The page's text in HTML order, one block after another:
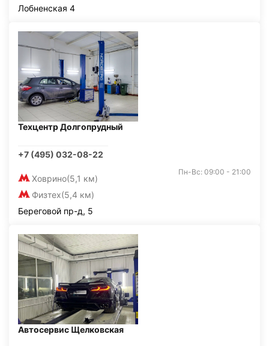
Лобненская 4
Техцентр Долгопрудный
+7 (495) 032-08-22
Ховрино(5,1 км)
Физтех(5,4 км)
Пн-Вс: 09:00 - 21:00
Береговой пр-д, 5
Автосервис Щелковская